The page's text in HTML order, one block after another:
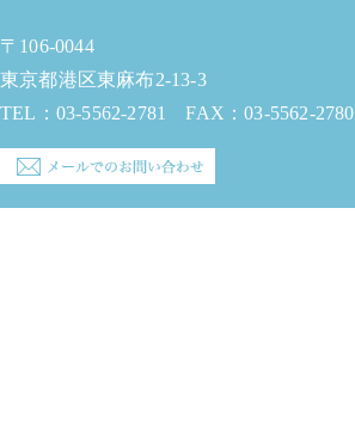
〒106-0044
東京都港区東麻布2-13-3
TEL： 03-5562-2781 FAX：03-5562-2780